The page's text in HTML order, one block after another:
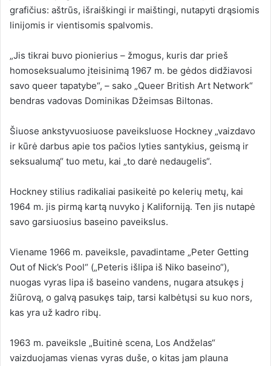
grafičius: aštrūs, išraiškingi ir maištingi, nutapyti drąsiomis
linijomis ir vientisomis spalvomis.
„Jis tikrai buvo pionierius – žmogus, kuris dar prieš
homoseksualumo įteisinimą 1967 m. be gėdos didžiavosi
savo queer tapatybe“, – sako „Queer British Art Network“
bendras vadovas Dominikas Džeimsas Biltonas.
Šiuose ankstyvuosiuose paveiksluose Hockney „vaizdavo
ir kūrė darbus apie tos pačios lyties santykius, geismą ir
seksualumą“ tuo metu, kai „to darė nedaugelis“.
Hockney stilius radikaliai pasikeitė po kelerių metų, kai
1964 m. jis pirmą kartą nuvyko į Kaliforniją. Ten jis nutapė
savo garsiuosius baseino paveikslus.
Viename 1966 m. paveiksle, pavadintame „Peter Getting
Out of Nick’s Pool“ („Peteris išlipa iš Niko baseino“),
nuogas vyras lipa iš baseino vandens, nugara atsukęs į
žiūrovą, o galvą pasukęs taip, tarsi kalbėtųsi su kuo nors,
kas yra už kadro ribų.
1963 m. paveiksle „Buitinė scena, Los Andželas“
vaizduojamas vienas vyras duše, o kitas jam plauna